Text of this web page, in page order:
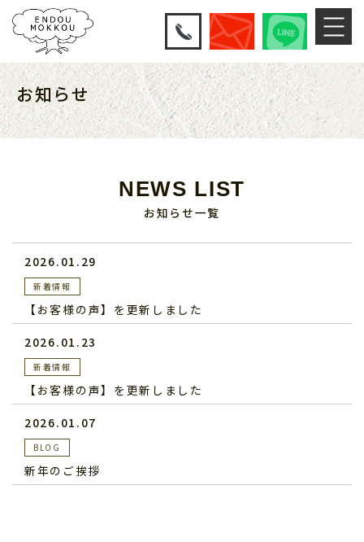
お知らせ
NEWS LIST
お知らせ一覧
2026.01.29
新着情報
【お客様の声】を更新しました
2026.01.23
新着情報
【お客様の声】を更新しました
2026.01.07
BLOG
新年のご挨拶